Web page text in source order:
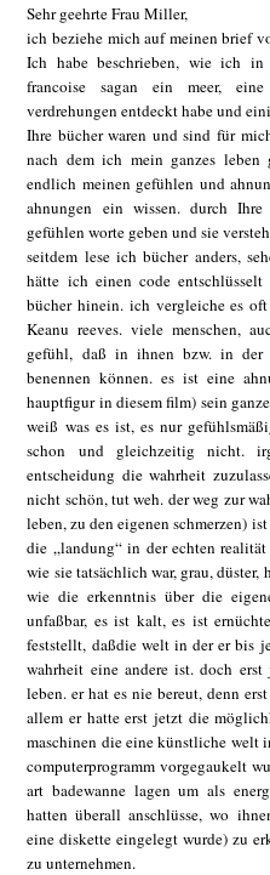
Sehr geehrte Frau Miller,
ich beziehe mich auf meinen brief
Ich habe beschrieben, wie ich
francoise sagan ein meer,
verdrehungen entdeckt habe und
Ihre bücher waren und sind für
nach dem ich mein ganzes
endlich meinen gefühlen und
ahnungen ein wissen. durch
gefühlen worte geben und sie
seitdem lese ich bücher anders,
hätte ich einen code
bücher hinein. ich vergleiche es
Keanu reeves. viele menschen,
gefühl, daß in ihnen bzw. in der
benennen können. es ist eine
hauptfigur in diesem film) sein
weiß was es ist, es nur
schon und gleichzeitig nicht.
entscheidung die wahrheit
nicht schön, tut weh. der weg zur
leben, zu den eigenen schmerzen)
die „landung“ in der echten
wie sie tatsächlich war, grau,
wie die erkenntnis über die
unfaßbar, es ist kalt, es ist
feststellt, daßdie welt in der er bis
wahrheit eine andere ist. doch
leben. er hat es nie bereut, denn
allem er hatte erst jetzt die
maschinen die eine künstliche welt
computerprogramm vorgegaukelt
art badewanne lagen um als
hatten überall anschlüsse, wo
eine diskette eingelegt wurde) zu
zu unternehmen.